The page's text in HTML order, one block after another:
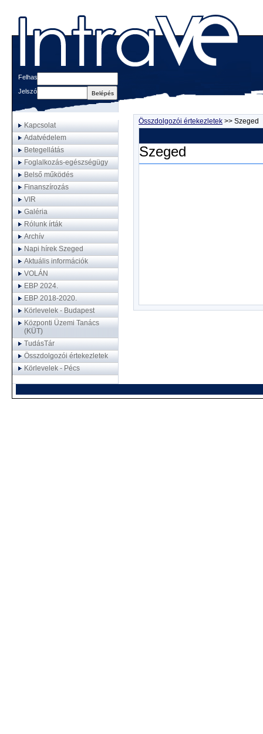
Felhasználónév
Jelszó
Kapcsolat
Adatvédelem
Betegellátás
Foglalkozás-egészségügy
Belső működés
Finanszírozás
VIR
Galéria
Rólunk írták
Archív
Napi hírek Szeged
Aktuális információk
VOLÁN
EBP 2024.
EBP 2018-2020.
Körlevelek - Budapest
Központi Üzemi Tanács
(KÜT)
TudásTár
Összdolgozói értekezletek
Körlevelek - Pécs
Összdolgozói értekezletek >> Szeged
Szeged